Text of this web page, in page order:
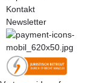
Kontakt
Newsletter